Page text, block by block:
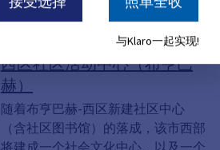
所
西区社区活动中心（布亨巴
赫）
随着布亨巴赫-西区新建社区中心
（含社区图书馆）的落成，该市西部
将建成一个社会文化中心，以及一个
与Klaro一起实现!